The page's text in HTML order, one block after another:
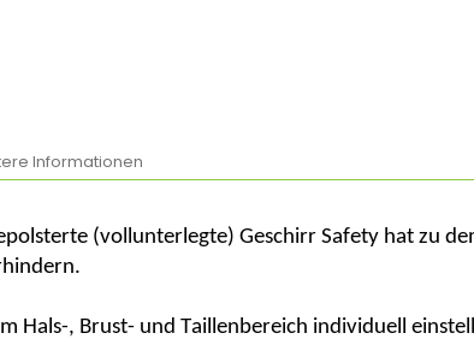
Informationen
(vollunterlegte) Geschirr Safety hat zu
Hals-, Brust- und Taillenbereich individuell